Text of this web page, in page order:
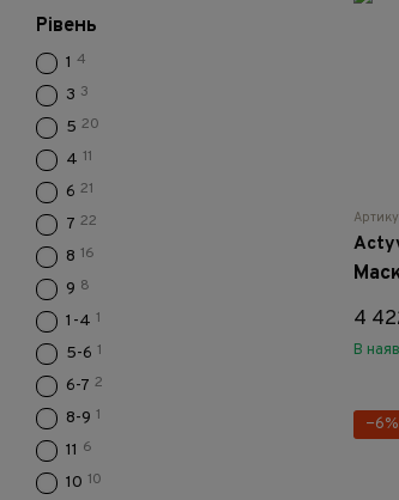
4
В
−6%
Рівень
1 4
3 3
5 20
4 11
6 21
7 22
8 16
9 8
1-4 1
5-6 1
6-7 2
8-9 1
11 6
10 10